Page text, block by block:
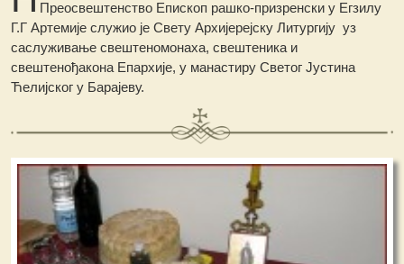
Преосвештенство Епископ рашко-призренски у Егзилу
Г.Г Артемије служио је Свету Архијерејску Литургију уз
саслуживање свештеномонаха, свештеника и
свештенођакона Епархије, у манастиру Светог Јустина
Ћелијског у Барајеву.